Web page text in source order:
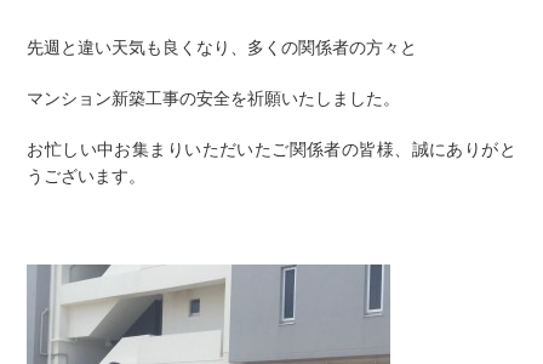
先週と違い天気も良くなり、多くの関係者の方々と
マンション新築工事の安全を祈願いたしました。
お忙しい中お集まりいただいたご関係者の皆様、誠にありがと
うございます。